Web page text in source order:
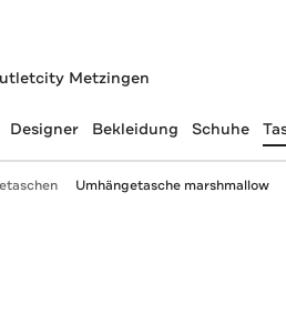
Metzingen
Designer Bekleidung Schuhe
Umhängetasche marshmallow